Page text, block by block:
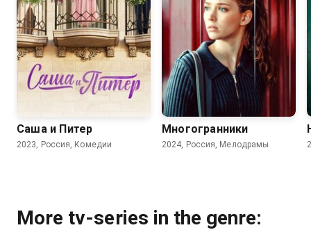
7.8 8.5
Саша и Питер
2023, Россия, Комедии
7.4 6.2
Многогранники
2024, Россия, Мелодрамы
More tv-series in the genre: